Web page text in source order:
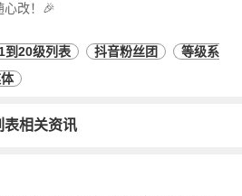
心改！🎉
到20级列表 抖音粉丝团
等级系
表相关资讯